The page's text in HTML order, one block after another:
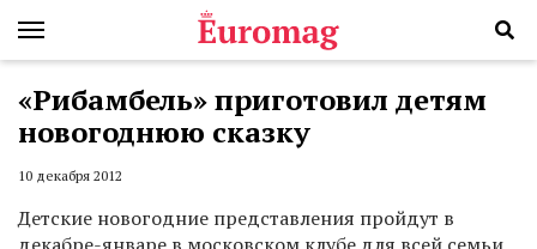
«Рибамбель» приготовил детям
новогоднюю сказку
10 декабря 2012
Детские новогодние представления пройдут в